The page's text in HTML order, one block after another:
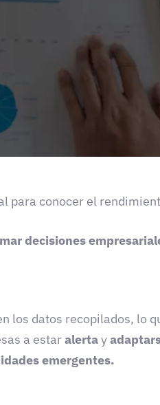
para conocer el
decisiones
los datos recopilados, lo
a estaralertay
emergentes.